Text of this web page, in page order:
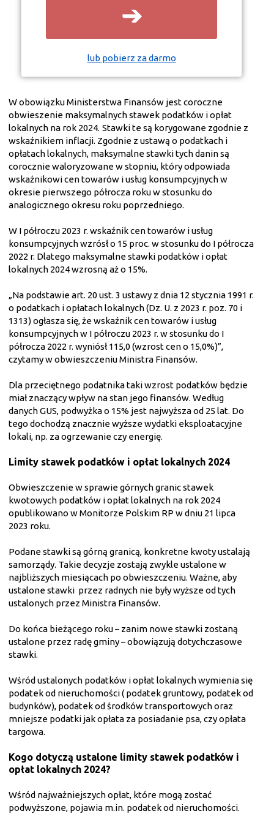
➔
lub pobierz za darmo
W obowiązku Ministerstwa Finansów jest coroczne
obwieszenie maksymalnych stawek podatków i opłat
lokalnych na rok 2024. Stawki te są korygowane zgodnie z
wskaźnikiem inflacji. Zgodnie z ustawą o podatkach i
opłatach lokalnych, maksymalne stawki tych danin są
corocznie waloryzowane w stopniu, który odpowiada
wskaźnikowi cen towarów i usług konsumpcyjnych w
okresie pierwszego półrocza roku w stosunku do
analogicznego okresu roku poprzedniego.
W I półroczu 2023 r. wskaźnik cen towarów i usług
konsumpcyjnych wzrósł o 15 proc. w stosunku do I półrocza
2022 r. Dlatego maksymalne stawki podatków i opłat
lokalnych 2024 wzrosną aż o 15%.
„Na podstawie art. 20 ust. 3 ustawy z dnia 12 stycznia 1991 r.
o podatkach i opłatach lokalnych (Dz. U. z 2023 r. poz. 70 i
1313) ogłasza się, że wskaźnik cen towarów i usług
konsumpcyjnych w I półroczu 2023 r. w stosunku do I
półrocza 2022 r. wyniósł 115,0 (wzrost cen o 15,0%)”,
czytamy w obwieszczeniu Ministra Finansów.
Dla przeciętnego podatnika taki wzrost podatków będzie
miał znaczący wpływ na stan jego finansów. Według
danych GUS, podwyżka o 15% jest najwyższa od 25 lat. Do
tego dochodzą znacznie wyższe wydatki eksploatacyjne
lokali, np. za ogrzewanie czy energię.
Limity stawek podatków i opłat lokalnych 2024
Obwieszczenie w sprawie górnych granic stawek
kwotowych podatków i opłat lokalnych na rok 2024
opublikowano w Monitorze Polskim RP w dniu 21 lipca
2023 roku.
Podane stawki są górną granicą, konkretne kwoty ustalają
samorządy. Takie decyzje zostają zwykle ustalone w
najbliższych miesiącach po obwieszczeniu. Ważne, aby
ustalone stawki przez radnych nie były wyższe od tych
ustalonych przez Ministra Finansów.
Do końca bieżącego roku – zanim nowe stawki zostaną
ustalone przez radę gminy – obowiązują dotychczasowe
stawki.
Wśród ustalonych podatków i opłat lokalnych wymienia się
podatek od nieruchomości ( podatek gruntowy, podatek od
budynków), podatek od środków transportowych oraz
mniejsze podatki jak opłata za posiadanie psa, czy opłata
targowa.
Kogo dotyczą ustalone limity stawek podatków i
opłat lokalnych 2024?
Wśród najważniejszych opłat, które mogą zostać
podwyższone, pojawia m.in. podatek od nieruchomości.